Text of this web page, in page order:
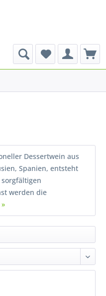
Dessertwein aus
Spanien, entsteht
werden die